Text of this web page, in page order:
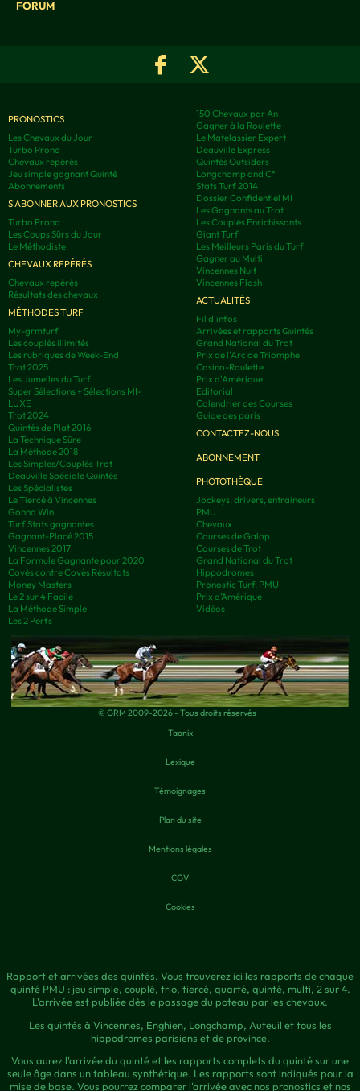
FORUM
PRONOSTICS
Les Chevaux du Jour
Turbo Prono
Chevaux repérés
Jeu simple gagnant Quinté
Abonnements
S'ABONNER AUX PRONOSTICS
Turbo Prono
Les Coups Sûrs du Jour
Le Méthodiste
CHEVAUX REPÉRÉS
Chevaux repérés
Résultats des chevaux
MÉTHODES TURF
My-grmturf
Les couplés illimités
Les rubriques de Week-End
Trot 2025
Les Jumelles du Turf
Super Sélections + Sélections MI-
LUXE
Trot 2024
Quintés de Plat 2016
La Technique Sûre
La Méthode 2018
Les Simples/Couplés Trot
Deauville Spéciale Quintés
Les Spécialistes
Le Tiercé à Vincennes
Gonna Win
Turf Stats gagnantes
Gagnant-Placé 2015
Vincennes 2017
La Formule Gagnante pour 2020
Covès contre Covès Résultats
Money Masters
Le 2 sur 4 Facile
La Méthode Simple
Les 2 Perfs
150 Chevaux par An
Gagner à la Roulette
Le Matelassier Expert
Deauville Express
Quintés Outsiders
Longchamp and C°
Stats Turf 2014
Dossier Confidentiel MI
Les Gagnants au Trot
Les Couplés Enrichissants
Giant Turf
Les Meilleurs Paris du Turf
Gagner au Multi
Vincennes Nuit
Vincennes Flash
ACTUALITÉS
Fil d'infos
Arrivées et rapports Quintés
Grand National du Trot
Prix de l'Arc de Triomphe
Casino-Roulette
Prix d'Amérique
Editorial
Calendrier des Courses
Guide des paris
CONTACTEZ-NOUS
ABONNEMENT
PHOTOTHÈQUE
Jockeys, drivers, entraineurs
PMU
Chevaux
Courses de Galop
Courses de Trot
Grand National du Trot
Hippodromes
Pronostic Turf, PMU
Prix d’Amérique
Vidéos
© GRM 2009-2026 - Tous droits réservés
Taonix
Lexique
Témoignages
Plan du site
Mentions légales
CGV
Cookies
Rapport et arrivées des quintés. Vous trouverez ici les rapports de chaque
quinté PMU : jeu simple, couplé, trio, tiercé, quarté, quinté, multi, 2 sur 4.
L'arrivée est publiée dès le passage du poteau par les chevaux.
Les quintés à Vincennes, Enghien, Longchamp, Auteuil et tous les
hippodromes parisiens et de province.
Vous aurez l'arrivée du quinté et les rapports complets du quinté sur une
seule âge dans un tableau synthétique. Les rapports sont indiqués pour la
mise de base. Vous pourrez comparer l'arrivée avec nos pronostics et nos